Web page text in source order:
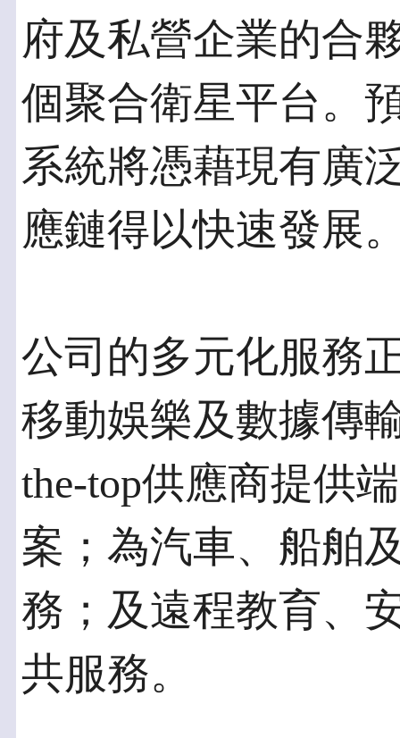
府及私營企業的合
個聚合衛星平台。
系統將憑藉現有廣
應鏈得以快速發展
公司的多元化服務
移動娛樂及數據傳
the-top供應商提供
案；為汽車、船舶
務；及遠程教育、
共服務。